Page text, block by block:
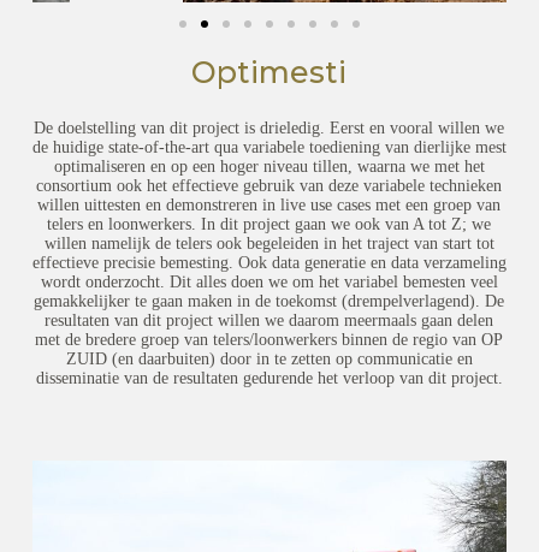
Optimesti
De doelstelling van dit project is drieledig. Eerst en vooral willen we
de huidige state-of-the-art qua variabele toediening van dierlijke mest
optimaliseren en op een hoger niveau tillen, waarna we met het
consortium ook het effectieve gebruik van deze variabele technieken
willen uittesten en demonstreren in live use cases met een groep van
telers en loonwerkers. In dit project gaan we ook van A tot Z; we
willen namelijk de telers ook begeleiden in het traject van start tot
effectieve precisie bemesting. Ook data generatie en data verzameling
wordt onderzocht. Dit alles doen we om het variabel bemesten veel
gemakkelijker te gaan maken in de toekomst (drempelverlagend). De
resultaten van dit project willen we daarom meermaals gaan delen
met de bredere groep van telers/loonwerkers binnen de regio van OP
ZUID (en daarbuiten) door in te zetten op communicatie en
disseminatie van de resultaten gedurende het verloop van dit project.